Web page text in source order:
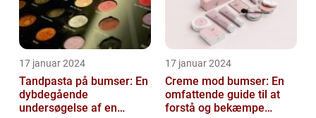
17 januar 2024
Tandpasta på bumser: En
dybdegående
undersøgelse af en
17 januar 2024
Creme mod bumser: En
omfattende guide til at
forstå og bekæmpe